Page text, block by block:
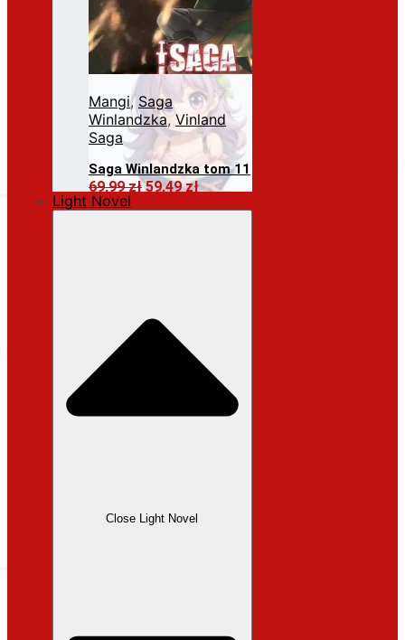
Mangi, Saga
Winlandzka, Vinland
Saga
Saga Winlandzka tom 11
69,99złPierwotna
59,49złAktualna
Dodaj do koszyka
Light Novel
Close Light Novel